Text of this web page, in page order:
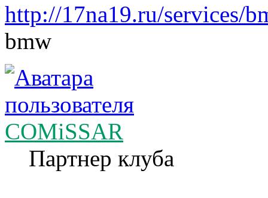
http://17na19.ru/services/
bmw
COMiSSAR
Партнер клуба